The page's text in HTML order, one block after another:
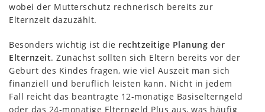
wobei der Mutterschutz rechnerisch bereits zur
Elternzeit dazuzählt.
Besonders wichtig ist die rechtzeitige Planung der
Elternzeit. Zunächst sollten sich Eltern bereits vor der
Geburt des Kindes fragen, wie viel Auszeit man sich
finanziell und beruflich leisten kann. Nicht in jedem
Fall reicht das beantragte 12-monatige Basiselterngeld
oder das 24-monatige Elterngeld Plus aus, was häufig